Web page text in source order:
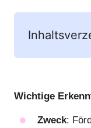
Wichtige
Zweck: